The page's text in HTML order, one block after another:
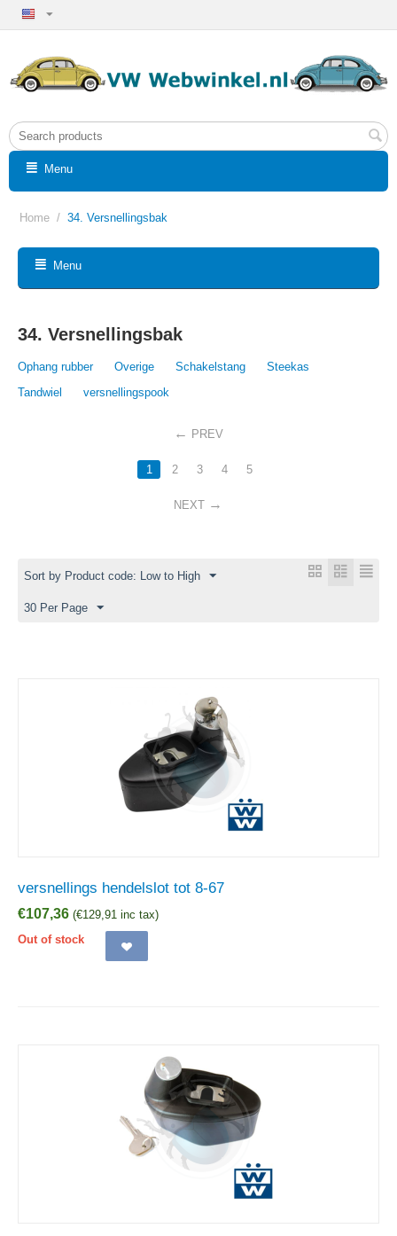
Menu
Home / 34. Versnellingsbak
Menu
34. Versnellingsbak
Ophang rubber Overige Schakelstang
Steekas
Tandwiel
versnellingspook
PREV
1 2 3 4 5
NEXT
Sort by Product code: Low to High
30 Per Page
versnellings hendelslot tot 8-67
€107,36 (€129,91 inc tax)
Out of stock